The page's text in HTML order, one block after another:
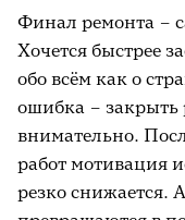
Финал ремонта –
Хочется быстрее
обо всём как о
ошибка – закрыть
внимательно.
работ мотивация
резко снижается.